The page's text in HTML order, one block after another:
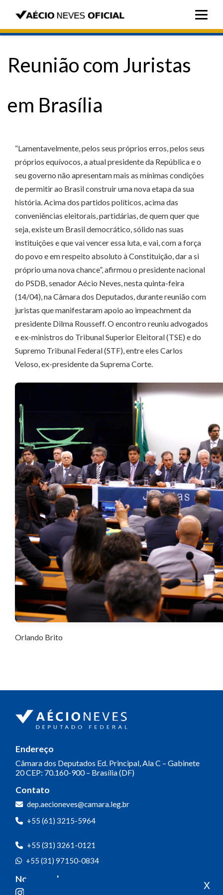
Reunião com Juristas
em Brasília
“Lamentavelmente, pelos seus próprios erros, pelos seus
próprios equívocos, a atual presidente da República e o
seu governo não apresentam mais as mínimas condições
de permitir ao Brasil construir uma nova etapa da sua
história. Acima dos partidos políticos, acima das
conveniências eleitorais, partidárias, de quem quer que
seja, existe um Brasil democrático, sólido nas suas
instituições e que vai vencer essa luta, e vai, com a força
do povo e em respeito absoluto à Constituição, dar a si
próprio uma nova chance”, afirmou o presidente nacional
do PSDB, senador Aécio Neves, nesta quinta-feira
(14/04), na Câmara dos Deputados, durante reunião com
juristas que manifestaram apoio ao impeachment da
presidente Dilma Rousseff. O encontro reuniu advogados
e ex-ministros do Tribunal Superior Eleitoral (TSE) e do
Supremo Tribunal Federal (STF), entre eles Carlos
Veloso, ex-presidente da Suprema Corte.
Orlando Brito
Endereço
Câmara dos Deputados Ed. Principal, Ala C – Gabinete
20CEP: 70.160-900 – Brasília (DF)
Contato
dep.aecioneves@camara.leg.br
+55 (61) 3215-5964
+55 (31) 3261-0121
+55 (31) 97150-0834
Nossas redes x